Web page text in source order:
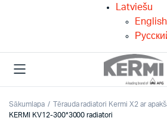
Latviešu
English
Sākumlapa
Tērauda radiatori Kermi X2 ar
KERMI KV12-300*3000 radiatori